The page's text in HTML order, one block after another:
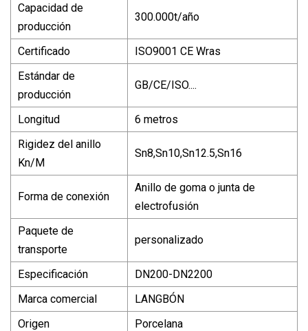
Capacidad de
producción
300.000t/año
Certificado
ISO9001 CE Wras
Estándar de
producción
GB/CE/ISO....
Longitud
6 metros
Rigidez del anillo
Kn/M
Sn8,Sn10,Sn12.5,Sn16
Forma de conexión
Anillo de goma o junta de
electrofusión
Paquete de
transporte
personalizado
Especificación
DN200-DN2200
Marca comercial
LANGBÓN
Origen
Porcelana